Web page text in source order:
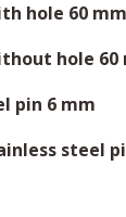
hole 60 mm
hole 60
pin 6 mm
steel